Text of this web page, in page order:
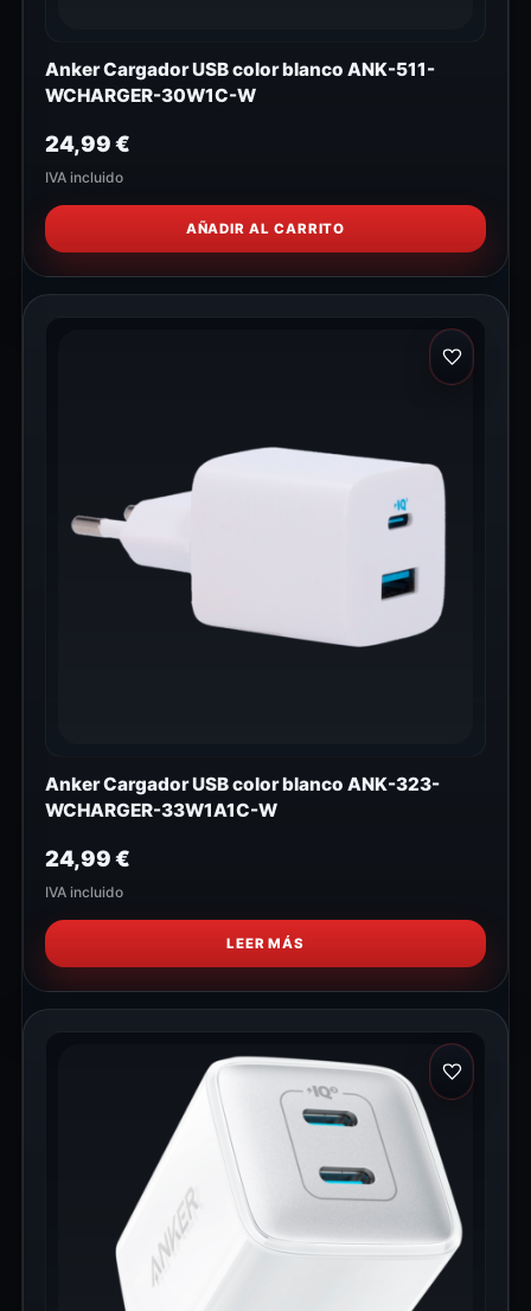
Anker Cargador USB color blanco ANK-511-
WCHARGER-30W1C-W
24,99€
IVA incluido
AÑADIR AL CARRITO
Anker Cargador USB color blanco ANK-323-
WCHARGER-33W1A1C-W
24,99€
IVA incluido
LEER MÁS